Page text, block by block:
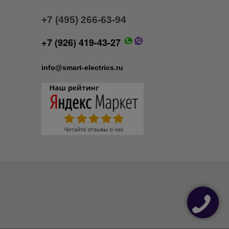
+7 (495) 266-63-94
+7 (926) 419-43-27
info@smart-electrics.ru